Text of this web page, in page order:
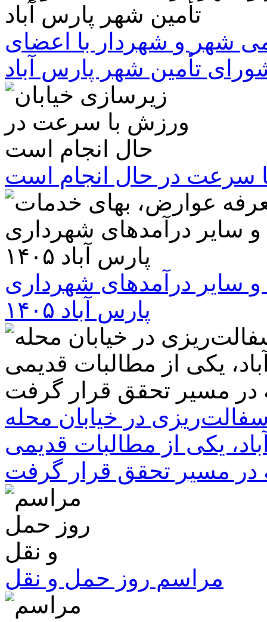
شهر و شهردار با اعضای
تأمین شهر پارس آباد
سرعت در حال انجام است
سایر درآمدهای شهرداری
پارس آباد ۱۴۰۵
در خیابان محله
یکی از مطالبات قدیمی
در مسیر تحقق قرار گرفت
مراسم روز حمل و نقل